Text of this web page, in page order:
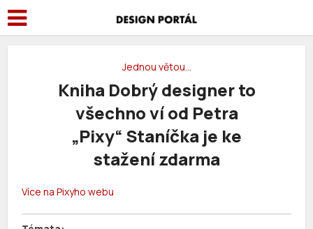
Jednou větou…
Kniha Dobrý designer to
všechno ví od Petra
„Pixy“ Staníčka je ke
stažení zdarma
Více na Pixyho webu